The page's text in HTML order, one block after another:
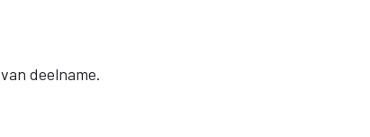
deelname.